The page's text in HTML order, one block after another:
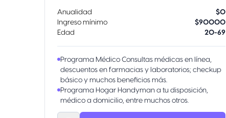
Anualidad
$0
Ingreso mínimo
$90000
Edad
20-69
Programa Médico Consultas médicas en línea,
descuentos en farmacias y laboratorios; checkup
básico y muchos beneficios más.
Programa Hogar Handyman a tu disposición,
médico a domicilio, entre muchos otros.
Programa Mascota Asistencia veterinaria para tu